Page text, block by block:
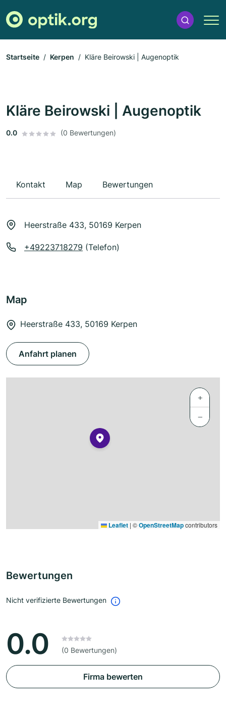
Startseite Kerpen Kläre Beirowski | Augenoptik
Kläre Beirowski | Augenoptik
0.0 (0 Bewertungen)
Kontakt Map Bewertungen
Heerstraße 433, 50169 Kerpen
+49223718279 (Telefon)
Map
Heerstraße 433, 50169 Kerpen
Anfahrt planen
+
−
Leaflet | ©OpenStreetMapcontributors
Bewertungen
Nicht verifizierte Bewertungen
0.0 (0 Bewertungen)
Firma bewerten